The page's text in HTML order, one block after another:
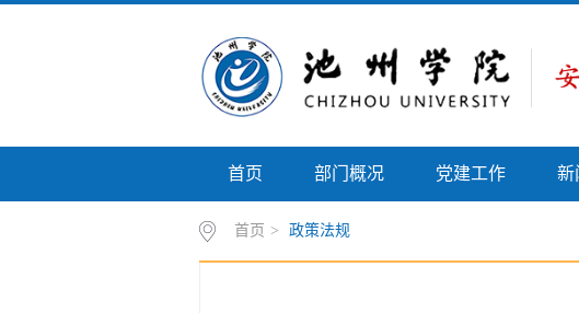
首页 部门概况 党建工作 新
首页 > 政策法规